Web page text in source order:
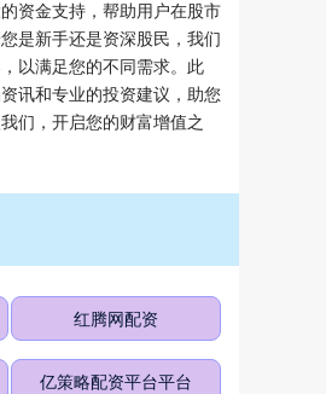
资金支持，帮助用户在股市
是新手还是资深股民，我们
以满足您的不同需求。此
讯和专业的投资建议，助您
们，开启您的财富增值之
红腾网配资
亿策略配资平台平台